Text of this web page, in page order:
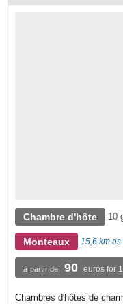
Chambre d'hôte 10
Monteaux 15,6 km
à partir de 90 euros for
Chambres d'hôtes de